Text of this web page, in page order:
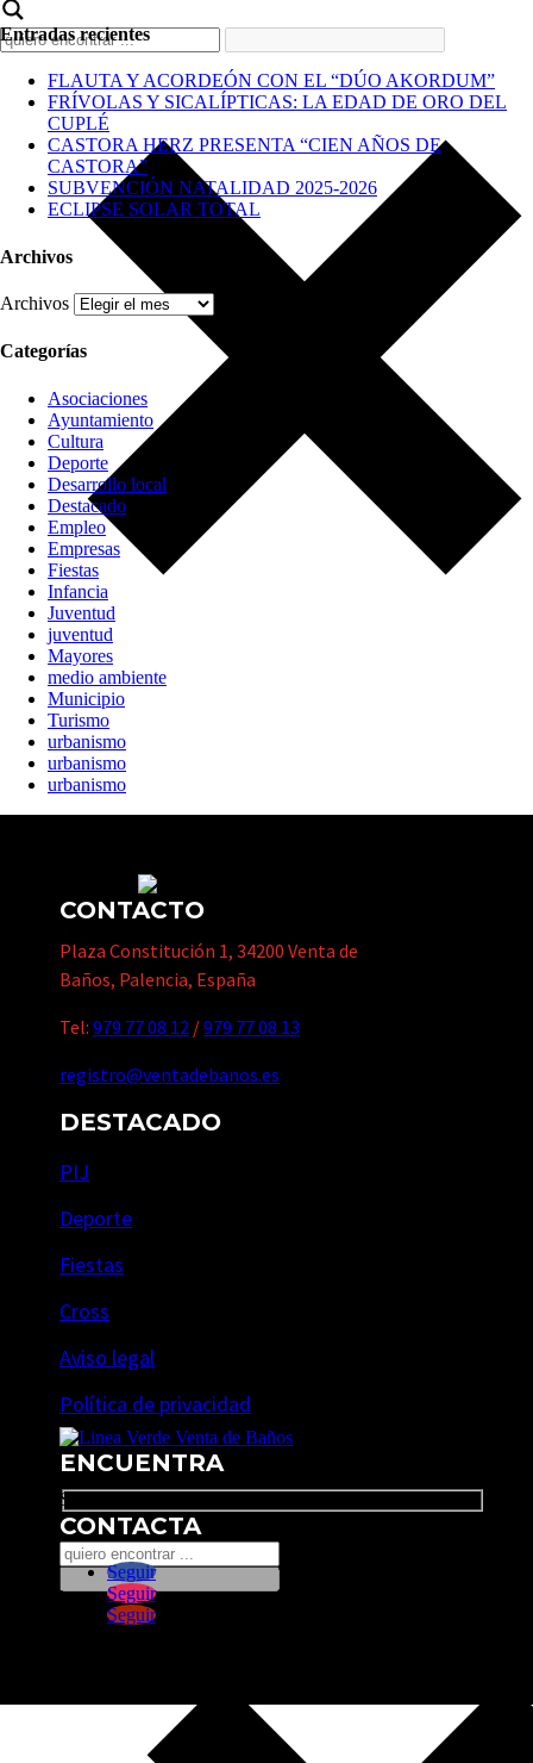
Entradas recientes
FLAUTA Y ACORDEÓN CON EL “DÚO AKORDUM”
FRÍVOLAS Y SICALÍPTICAS: LA EDAD DE ORO DEL
CUPLÉ
CASTORA HERZ PRESENTA “CIEN AÑOS DE
CASTORA”
SUBVENCIÓN NATALIDAD 2025-2026
ECLIPSE SOLAR TOTAL
Archivos
Archivos
Categorías
Asociaciones
Ayuntamiento
Cultura
Deporte
Desarrollo local
Destacado
Empleo
Empresas
Fiestas
Infancia
Juventud
juventud
Mayores
medio ambiente
Municipio
Turismo
urbanismo
urbanismo
urbanismo
CONTACTO
Plaza Constitución 1, 34200 Venta de
Baños, Palencia, España
Tel: 979 77 08 12 /979 77 08 13
registro@ventadebanos.es
DESTACADO
PIJ
Deporte
Fiestas
Cross
Aviso legal
Política de privacidad
ENCUENTRA
Search
CONTACTA
Seguir
Seguir
Seguir